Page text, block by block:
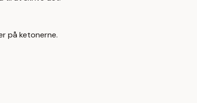
på ketonerne.